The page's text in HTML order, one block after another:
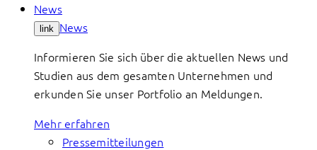
News
link News
Informieren Sie sich über die aktuellen News und
Studien aus dem gesamten Unternehmen und
erkunden Sie unser Portfolio an Meldungen.
Mehr erfahren
Pressemitteilungen